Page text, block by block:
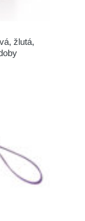
žlutá,